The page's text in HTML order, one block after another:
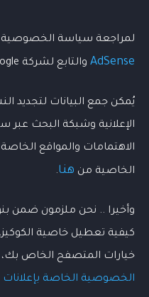
لمراجعة سياسة الخصوصية
AdSense والتابع لشركة Google يرجى النقر
يُمكن جمع البيانات لتجديد
الإعلانية وشبكة البحث عبر
الاهتمامات والمواقع
الخاصية من هنا.
وأخيرا .. نحن ملزمون ضمن
كيفية تعطيل خاصية
خيارات المتصفح الخاص بك،
الخصوصية الخاصة بإعلانات Google وشبكة المحتوى